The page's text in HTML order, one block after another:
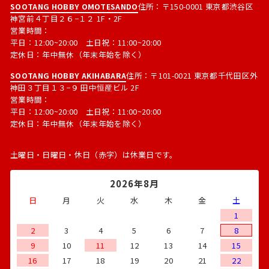
SOOTANG HOBBY OMOTESANDO住所：〒150-0001 東京都渋谷区
神宮前４丁目２６−１２ 1F・2F
営業時間：
平日：12:00~20:00 土日祝：11:00~20:00
定休日：年中無休（年末年始を除く）
SOOTANG HOBBY AKIHABARA住所：〒101-0021 東京都千代田区外
神田３丁目１３−９ 田中恒産ビル 2F
営業時間：
平日：12:00~20:00 土日祝：11:00~20:00
定休日：年中無休（年末年始を除く）
土曜日・日曜日・休日（赤字）は休業日です。
2026年8月
日 月 火 水 木 金
土
1
2
3 4 5 6 7
8
9
10 11 12 13 14
15
16
17 18 19 20 21
22